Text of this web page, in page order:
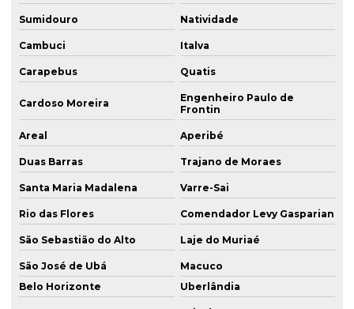
Sumidouro Natividade
Cambuci Italva
Carapebus Quatis
Cardoso Moreira
Engenheiro Paulo de
Frontin
Areal Aperibé
Duas Barras Trajano de Moraes
Santa Maria Madalena Varre-Sai
Rio das Flores Comendador Levy Gasparian
São Sebastião do Alto Laje do Muriaé
São José de Ubá
Macuco
Belo Horizonte
Uberlândia